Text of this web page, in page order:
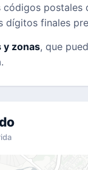
códigos postales
dígitos finales
y zonas, que